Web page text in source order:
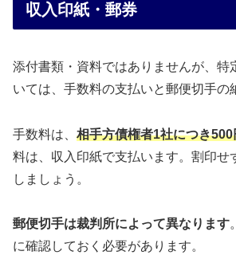
収入印紙・郵券
添付書類・資料ではありませんが、特
いては、手数料の支払いと郵便切手の
手数料は、 相手方債権者1社につき500
料は、収入印紙で支払います。割印せ
しましょう。
郵便切手は裁判所によって異なります
に確認しておく必要があります。